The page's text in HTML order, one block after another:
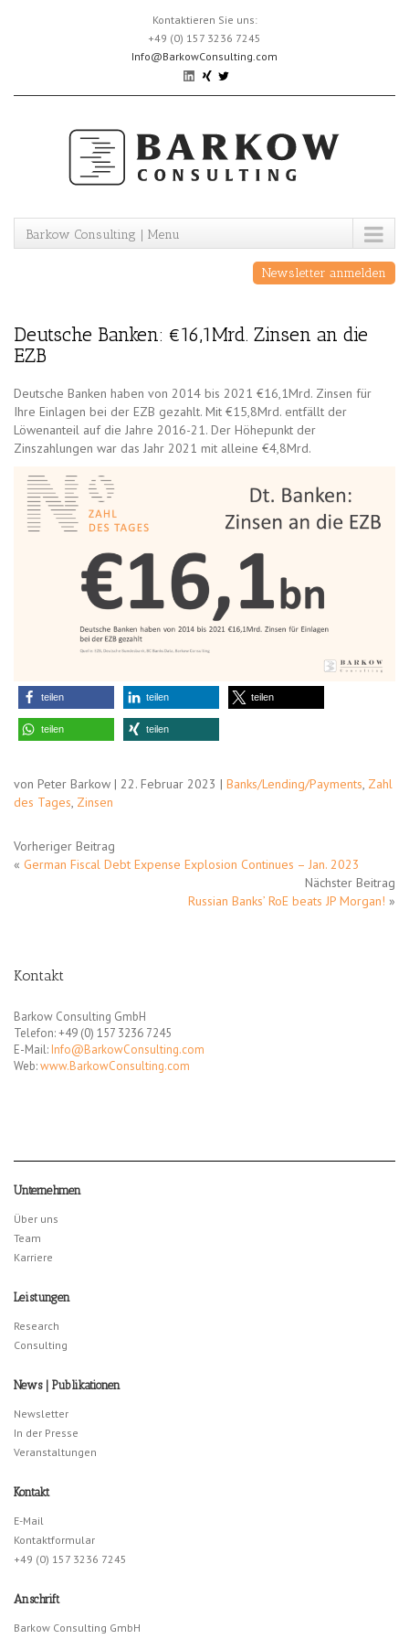
Kontaktieren Sie uns:
+49 (0) 157 3236 7245
Info@BarkowConsulting.com
Barkow Consulting | Menu
Newsletter anmelden
Deutsche Banken: €16,1Mrd. Zinsen an die
EZB
Deutsche Banken haben von 2014 bis 2021 €16,1Mrd. Zinsen für
Ihre Einlagen bei der EZB gezahlt. Mit €15,8Mrd. entfällt der
Löwenanteil auf die Jahre 2016-21. Der Höhepunkt der
Zinszahlungen war das Jahr 2021 mit alleine €4,8Mrd.
teilen teilen teilen
teilen teilen
von Peter Barkow | 22. Februar 2023 | Banks/Lending/Payments, Zahl
des Tages, Zinsen
Vorheriger Beitrag
« German Fiscal Debt Expense Explosion Continues – Jan. 2023
Nächster Beitrag
Russian Banks’ RoE beats JP Morgan! »
Kontakt
Barkow Consulting GmbH
Telefon: +49 (0) 157 3236 7245
E-Mail: Info@BarkowConsulting.com
Web:www.BarkowConsulting.com
Unternehmen
Über uns
Team
Karriere
Leistungen
Research
Consulting
News | Publikationen
Newsletter
In der Presse
Veranstaltungen
Kontakt
E-Mail
Kontaktformular
+49 (0) 157 3236 7245
Anschrift
Barkow Consulting GmbH